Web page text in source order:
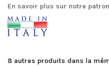
En savoir plus sur notre patron
8 autres produits dans la